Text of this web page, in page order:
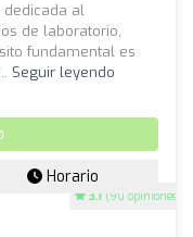
3.1 (90 opiniones)
dedicada al
de laboratorio,
fundamental es
Seguir leyendo
Horario